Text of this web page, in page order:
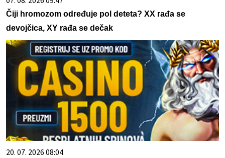
Čiji hromozom određuje pol deteta? XX rađa se
devojčica, XY rađa se dečak
20. 07. 2026 08:04